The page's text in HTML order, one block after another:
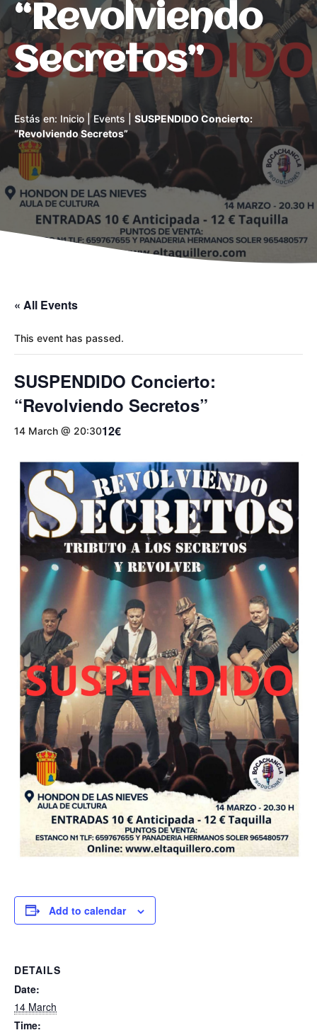
“Revolviendo
Secretos”
Estás en: Inicio | Events
SUSPENDIDO Concierto:
“Revolviendo Secretos”
« All Events
This event has passed.
SUSPENDIDO Concierto:
“Revolviendo Secretos”
14 March @ 20:3012€
Add to calendar
DETAILS
Date:
14 March
Time: